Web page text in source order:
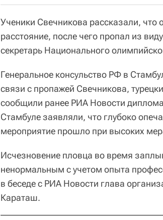
Ученики Свечникова рассказали, что
расстояние, после чего пропал из
секретарь Национального
Генеральное консульство РФ в
связи с пропажей Свечникова,
сообщили ранее РИА Новости
Стамбуле заявляли, что глубоко
мероприятие прошло при высоких
Исчезновение пловца во время
ненормальным с учетом опыта
в беседе с РИА Новости глава
Караташ.